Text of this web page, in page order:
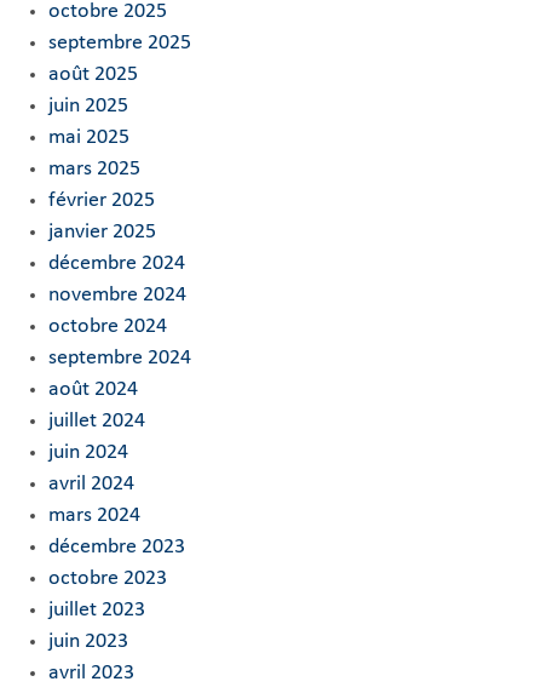
octobre 2025
septembre 2025
août 2025
juin 2025
mai 2025
mars 2025
février 2025
janvier 2025
décembre 2024
novembre 2024
octobre 2024
septembre 2024
août 2024
juillet 2024
juin 2024
avril 2024
mars 2024
décembre 2023
octobre 2023
juillet 2023
juin 2023
avril 2023